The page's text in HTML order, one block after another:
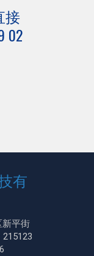
接
02
有
新平街